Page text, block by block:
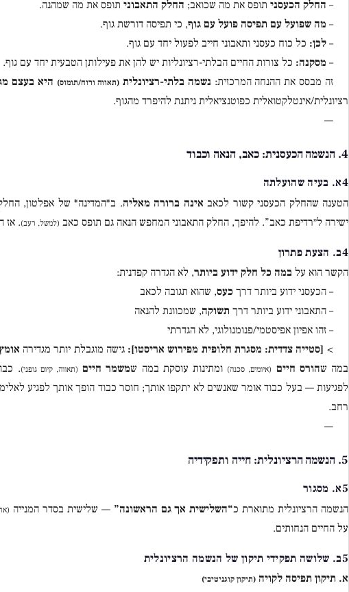
– החלק הכעסני תופס את מה שכואב; החלק התאבוני תופס את מה שמהנה.
– מה שפועל עם תפיסה פועל עם גוף, כי תפיסה דורשת גוף.
–לכן: כל כוח כעסני ותאבוני חייב לפעול יחד עם גוף.
– מסקנה: כל צורות החיים הבלתי-רציונליות יש להן את פעילותן הטבעית יחד עם גוף.
זה מבסס את ההנחה המרכזית: נשמה בלתי-רציונלית (תאווה ורוח/תומוס) היא בעצם
רציונלית/אינטלקטואלית כפוטנציאלית ניתנת להיפרד מהגוף.
—
4. הנשמה הכעסנית: כאב, הנאה וכבוד
4א. בעיה שהועלתה
הטענה שהחלק הכעסני קשור לכאב אינה ברורה מאליה. ב*המדינה* של אפלטון,
ישירה ל״רדיפת כאב”. להיפך, החלק התאבוני המחפש הנאה גם תופס כאב (למשל, רעב). אז
4ב. הצעת פתרון
הקשר הוא על במה כל חלק ידוע ביותר, לא הגדרה קפדנית:
– הכעסני ידוע ביותר דרך כעס, שהוא תגובה לכאב
– התאבוני ידוע ביותר דרךתשוקה, שמכוונת להנאה
– זהו אפיון אפיסטמי/פנומנולוגי, לא הגדרתי
> [סטייה צדדית: מסגרת חלופית מפירוש אריסטו]: גישה מוגבלת יותר מגדירה
במה שהורס חיים (איומים, סכנה) ומתינות עוסקת במה שמשמר חיים (תאווה, קיום גופני).
לפגיעות — בעל כבוד אומר שאנשים לא יתקפו אותך; חוסר כבוד הופך אותך לפגיע
רחב.
—
5. הנשמה הרציונלית: חייה ותפקידיה
5א. מסגור
הנשמה הרציונלית מתוארת כ“השלישית אך גם הראשונה” — שלישית בסדר המנייה
על החיים הנחותים.
5ב. שלושה תפקידי תיקון של הנשמה הרציונלית
א. תיקון תפיסה לקויה (תיקון קוגניטיבי)